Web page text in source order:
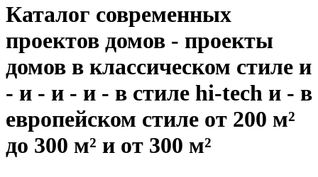
Каталог современных
проектов домов - проекты
домов в классическом стиле и
- и - и - и - в стиле hi-tech и - в
европейском стиле от 200 м²
до 300 м² и от 300 м²